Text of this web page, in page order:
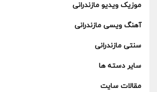
موزیک ویدیو مازندرانی
آهنگ ویسی مازندرانی
سنتی مازندرانی
سایر دسته ها
مقالات سایت